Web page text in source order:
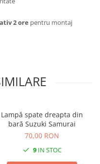
2 ore pentru montaj
Lampă spate dreapta din
bară Suzuki Samurai
70,00 RON
9IN STOC